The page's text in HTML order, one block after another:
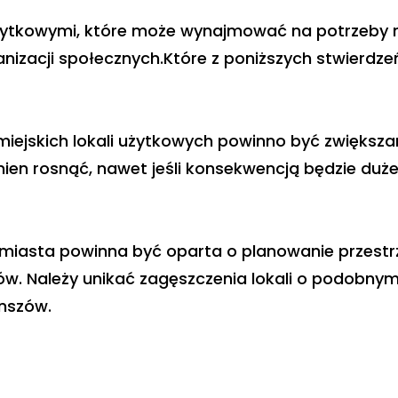
które może wynajmować na potrzeby
społecznych.Które z poniższych
lokali użytkowych powinno być
rosnąć, nawet jeśli konsekwencją będzie
powinna być oparta o planowanie
Należy unikać zagęszczenia lokali o